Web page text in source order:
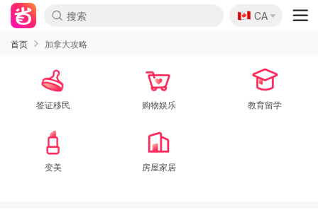
🇨🇦
CA
首页 加拿大攻略
签证移民
变美
购物娱乐
房屋家居
教育留学